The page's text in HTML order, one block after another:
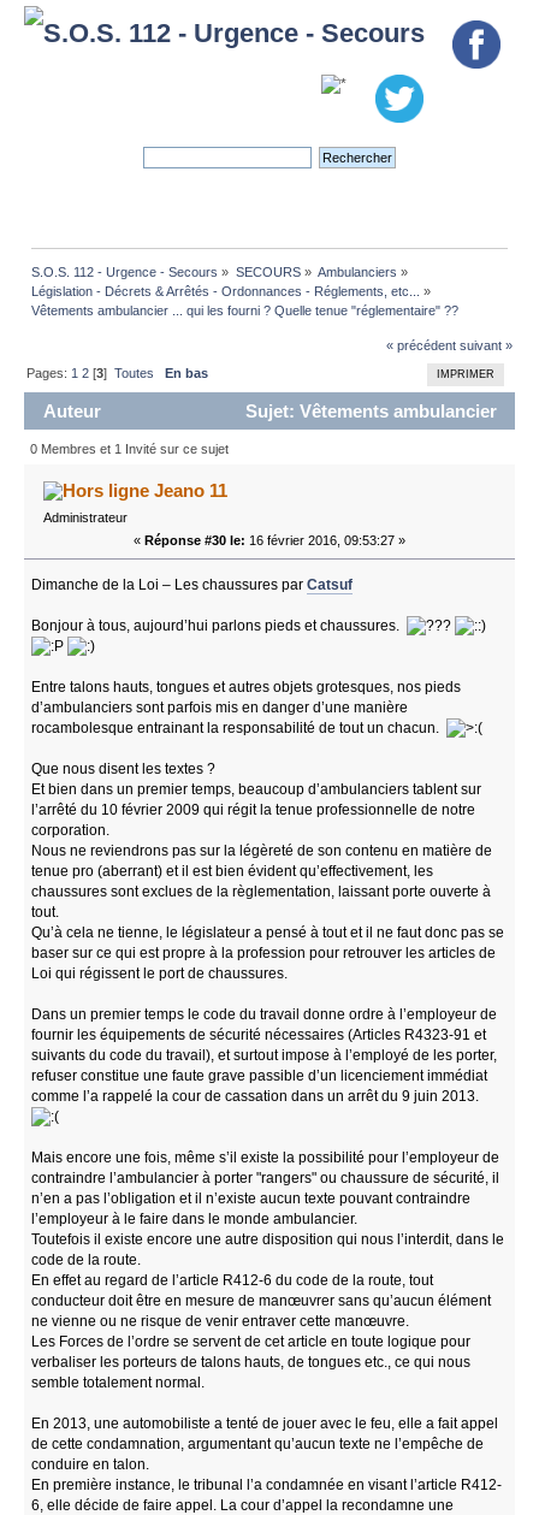
S.O.S. 112 - Urgence - Secours » SECOURS» Ambulanciers »
Législation - Décrets & Arrêtés - Ordonnances - Réglements, etc...
»
Vêtements ambulancier ... qui les fourni ? Quelle tenue "réglementaire" ??
« précédent suivant »
IMPRIMER
Pages: 1 2 [3]Toutes En bas
Auteur
Sujet: Vêtements ambulancier
... qui les fourni ? Quelle tenue "réglementaire" ?? (Lu
63231 fois)
0 Membres et 1 Invité sur ce sujet
Jeano 11
Administrateur
« Réponse #30 le: 16 février 2016, 09:53:27 »
Dimanche de la Loi – Les chaussures parCatsuf
Bonjour à tous, aujourd’hui parlons pieds et chaussures.
Entre talons hauts, tongues et autres objets grotesques, nos pieds
d’ambulanciers sont parfois mis en danger d’une manière
rocambolesque entrainant la responsabilité de tout un chacun.
Que nous disent les textes ?
Et bien dans un premier temps, beaucoup d’ambulanciers tablent sur
l’arrêté du 10 février 2009 qui régit la tenue professionnelle de notre
corporation.
Nous ne reviendrons pas sur la légèreté de son contenu en matière de
tenue pro (aberrant) et il est bien évident qu’effectivement, les
chaussures sont exclues de la règlementation, laissant porte ouverte à
tout.
Qu’à cela ne tienne, le législateur a pensé à tout et il ne faut donc pas se
baser sur ce qui est propre à la profession pour retrouver les articles de
Loi qui régissent le port de chaussures.
Dans un premier temps le code du travail donne ordre à l’employeur de
fournir les équipements de sécurité nécessaires (Articles R4323-91 et
suivants du code du travail), et surtout impose à l’employé de les porter,
refuser constitue une faute grave passible d’un licenciement immédiat
comme l’a rappelé la cour de cassation dans un arrêt du 9 juin 2013.
Mais encore une fois, même s’il existe la possibilité pour l’employeur de
contraindre l’ambulancier à porter "rangers" ou chaussure de sécurité, il
n’en a pas l’obligation et il n’existe aucun texte pouvant contraindre
l’employeur à le faire dans le monde ambulancier.
Toutefois il existe encore une autre disposition qui nous l’interdit, dans le
code de la route.
En effet au regard de l’article R412-6 du code de la route, tout
conducteur doit être en mesure de manœuvrer sans qu’aucun élément
ne vienne ou ne risque de venir entraver cette manœuvre.
Les Forces de l’ordre se servent de cet article en toute logique pour
verbaliser les porteurs de talons hauts, de tongues etc., ce qui nous
semble totalement normal.
En 2013, une automobiliste a tenté de jouer avec le feu, elle a fait appel
de cette condamnation, argumentant qu’aucun texte ne l’empêche de
conduire en talon.
En première instance, le tribunal l’a condamnée en visant l’article R412-
6, elle décide de faire appel. La cour d’appel la recondamne une